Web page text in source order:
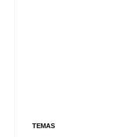
TEMAS